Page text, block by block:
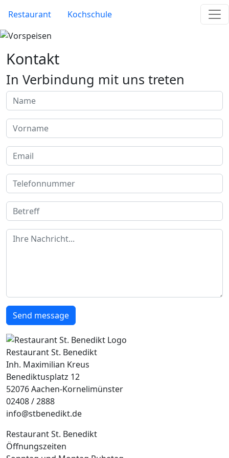
Site Menu
Restaurant Kochschule
Kontakt
In Verbindung mit uns treten
Name
Vorname
Email
Telefonnummer
Betreff
Ihre Nachricht
Send message
Restaurant St. Benedikt
Inh. Maximilian Kreus
Benediktusplatz 12
52076 Aachen-Kornelimünster
02408 / 2888
info@stbenedikt.de
Restaurant St. Benedikt
Öffnungszeiten